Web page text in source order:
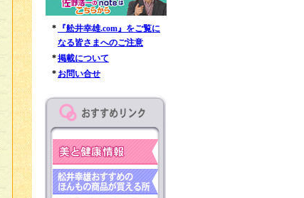
*
『舩井幸雄.com』をご覧に
なる皆さまへのご注意
*掲載について
* お問い合せ